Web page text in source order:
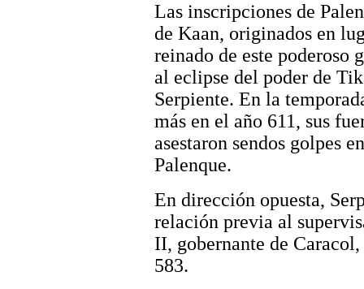
Las inscripciones de
de Kaan, originados en
reinado de este poderoso
al eclipse del poder de
Serpiente. En la
más en el año 611, sus
asestaron sendos golpes
Palenque.
En dirección opuesta,
relación previa al
II, gobernante de
583.